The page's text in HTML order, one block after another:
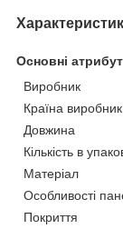
Основні
Виробник
Країна виробник
Довжина
Кількість в
Матеріал
Особливості
Покриття